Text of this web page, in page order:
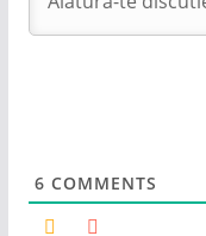
6 COMMENTS